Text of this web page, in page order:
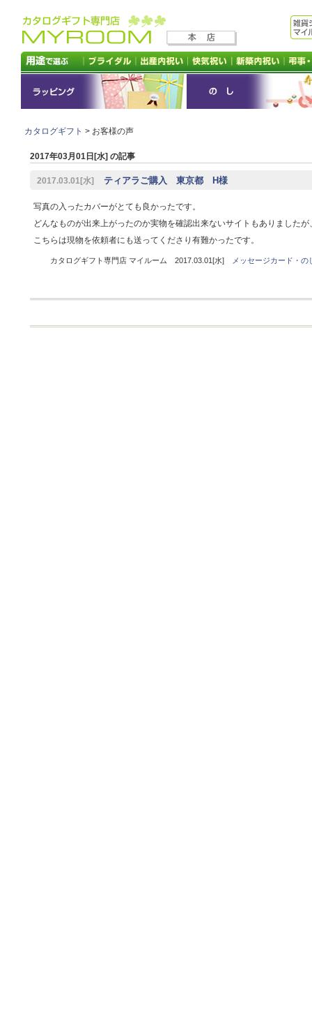
カタログギフト > お客様の声
2017年03月01日[水] の記事
2017.03.01[水] ティアラご購入 東京都 H様
写真の入ったカバーがとても良かったです。
どんなものが出来上がったのか実物を確認出来ないサイトもありましたが
こちらは現物を依頼者にも送ってくださり有難かったです。
カタログギフト専門店 マイルーム 2017.03.01[水] メッセージカード・